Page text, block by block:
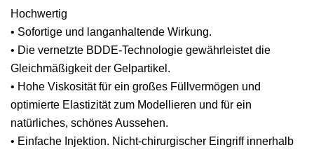
Hochwertig
• Sofortige und langanhaltende Wirkung.
• Die vernetzte BDDE-Technologie gewährleistet die
Gleichmäßigkeit der Gelpartikel.
• Hohe Viskosität für ein großes Füllvermögen und
optimierte Elastizität zum Modellieren und für ein
natürliches, schönes Aussehen.
• Einfache Injektion. Nicht-chirurgischer Eingriff innerhalb